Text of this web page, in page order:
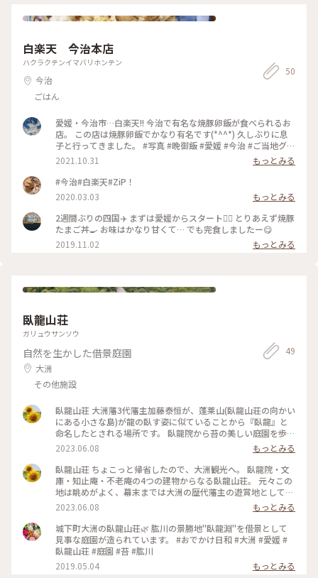
白楽天 今治本店
ハクラクテンイマバリホンテン
今治
ごはん
50
愛媛・今治市…白楽天!! 今治で有名な焼豚卵飯が食べられるお
店。 この店は焼豚卵飯でかなり有名です(*^^*) 久しぶりに息
子と行ってきました。 #写真 #晩御飯 #愛媛 #今治 #ご当地グル
メ #おすすめ
2021.10.31
もっとみる
#今治#白楽天#ZiP！
2020.03.03
もっとみる
2週間ぶりの四国✈️ まずは愛媛からスタート👉🏻 とりあえず焼豚
たまご丼🍳 お味はかなり甘くて… でも完食しましたー😋
2019.11.02
もっとみる
臥龍山荘
ガリュウサンソウ
自然を生かした借景庭園
大洲
その他施設
49
臥龍山荘 大洲藩3代藩主加藤泰恒が、蓬莱山(臥龍山荘の向かい
にある小さな島)が龍の臥す姿に似ていることから『臥龍』と
命名したとされる場所です。 臥龍院から苔の美しい庭園を歩い
ていくと知止庵、その奥には不老庵があります。不老庵は崖に
せりだした懸造りになっていて、茅葺き屋根の数寄屋造り。真
下には肱川が流れていて、建物そのものを船に見立てていま
す。 蓬莱山まで歩くと懸造りがよく見えると思うのですが、高
齢の父母と一緒だったので断念💧 この日は大雨の後だったの
で川の水も濁っていましたが、鵜飼や屋形船も通る美しい川で
す。 この季節の新緑や苔は絶景でしたが、秋の紅葉も見応えが
あると思います☺️ #私のことりっぷ旅 #レトロな街 #わたしの
旅行記 #臥龍山荘 #不老庵 #ミシュラン・グリーンガイド・ジ
ャポン #国指定重要文化財 #河内寅次郎 #愛媛 #大洲
2023.06.08
もっとみる
臥龍山荘 ちょこっと帰省したので、大洲観光へ。 臥龍院・文
庫・知止庵・不老庵の4つの建物からなる臥龍山荘。 元々この
地は眺めがよく、幕末までは大洲の歴代藩主の遊賞地として保
護されていましたがその後は放置されていました。 しかしそ
の後、貿易商河内寅次郎によって築かれ、2011年にはミシュ
ラン・グリーンガイド・ジャポンの一つ星に輝き、その後、知
止庵以外は国指定重要文化財に指定されました。 最初に見学
できる臥竜院は、茅葺き屋根の建物で茶室や能舞台になる部屋
があります。 花筏の透かし彫りの欄間や鳳凰の透かし彫りの花
頭窓、内側からは四角い窓だけれど外から見ると丸窓だった
2023.06.08
もっとみる
城下町大洲の臥龍山荘🌿 肱川の景勝地"臥龍淵"を借景として
見事な庭園が造られています。 #おでかけ日和 #大洲 #愛媛 #
臥龍山荘 #庭園 #苔 #肱川
2019.05.04
もっとみる